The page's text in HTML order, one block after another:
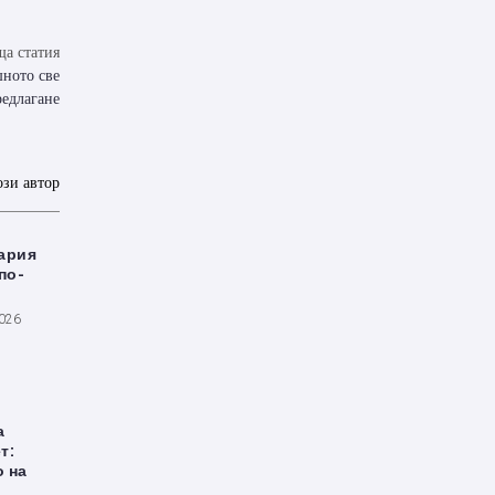
статия
све
автор
на